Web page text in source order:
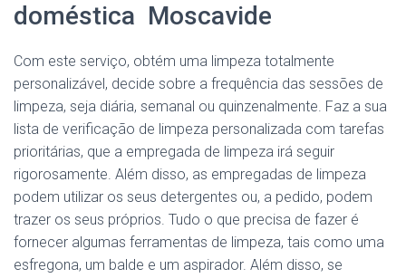
doméstica Moscavide
Com este serviço, obtém uma limpeza totalmente
personalizável, decide sobre a frequência das sessões de
limpeza, seja diária, semanal ou quinzenalmente. Faz a sua
lista de verificação de limpeza personalizada com tarefas
prioritárias, que a empregada de limpeza irá seguir
rigorosamente. Além disso, as empregadas de limpeza
podem utilizar os seus detergentes ou, a pedido, podem
trazer os seus próprios. Tudo o que precisa de fazer é
fornecer algumas ferramentas de limpeza, tais como uma
esfregona, um balde e um aspirador. Além disso, se